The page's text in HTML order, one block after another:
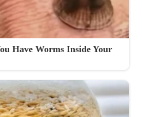
Have Worms Inside Your